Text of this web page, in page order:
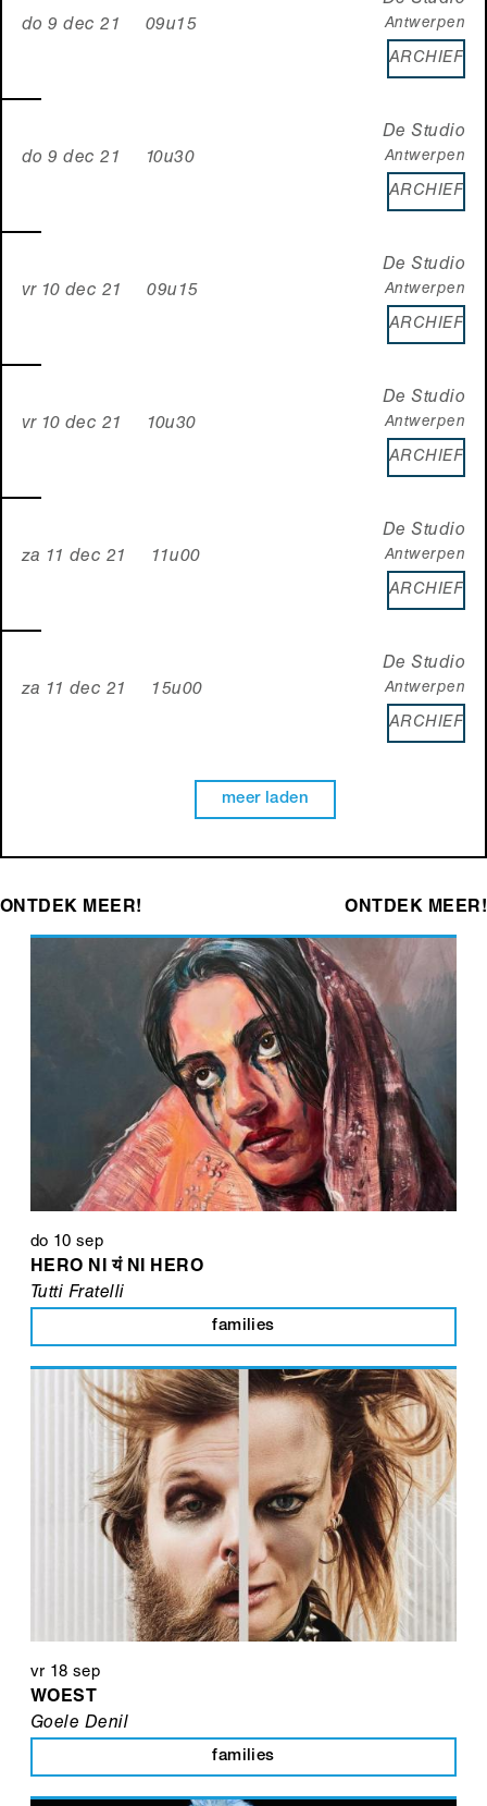
do 9 dec 21 09u15 Antwerpen
ARCHIEF
do 9 dec 21 10u30
De Studio
Antwerpen
ARCHIEF
vr 10 dec 21 09u15
De Studio
Antwerpen
ARCHIEF
vr 10 dec 21 10u30
De Studio
Antwerpen
ARCHIEF
za 11 dec 21 11u00
De Studio
Antwerpen
ARCHIEF
za 11 dec 21 15u00
De Studio
Antwerpen
ARCHIEF
meer laden
ONTDEK MEER! ONTDEK MEER!
do 10 sep
HERO NI यं NI HERO
Tutti Fratelli
families
vr 18 sep
WOEST
Goele Denil
families